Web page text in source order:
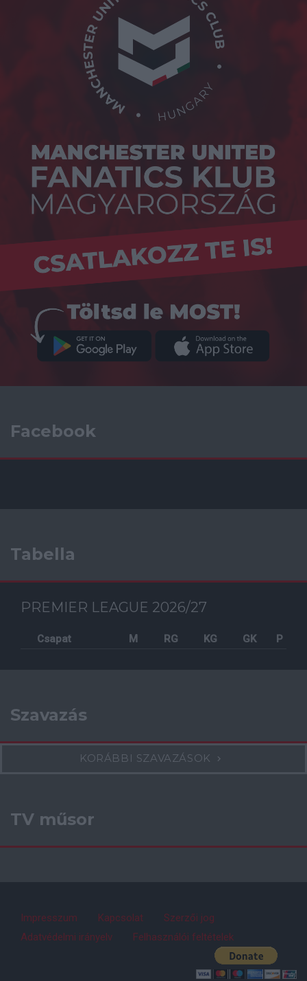
Facebook
Tabella
PREMIER LEAGUE 2026/27
Csapat M RG KG GK P
Szavazás
KORÁBBI SZAVAZÁSOK
TV műsor
Impresszum Kapcsolat
Szerzői jog
Adatvédelmi irányelv
Felhasználói feltételek